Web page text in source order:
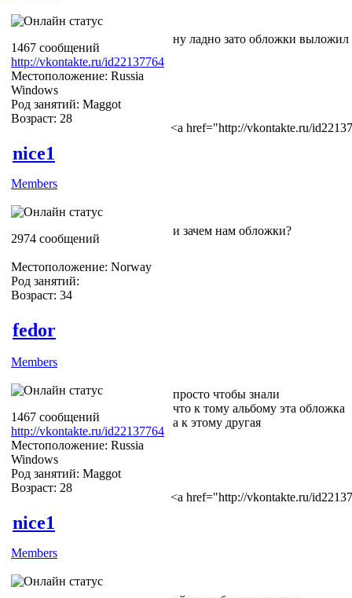
1467 сообщений
http://vkontakte.ru/id22137764
Местоположение: Russia
Windows
Род занятий: Maggot
Возраст: 28
ну ладно зато обложки выложил
<a href="http://vkontakte.ru/
nice1
Members
2974 сообщений
Местоположение: Norway
Род занятий:
Возраст: 34
и зачем нам обложки?
fedor
Members
1467 сообщений
http://vkontakte.ru/id22137764
Местоположение: Russia
Windows
Род занятий: Maggot
Возраст: 28
просто чтобы знали
что к тому альбому эта обложка
а к этому другая
<a href="http://vkontakte.ru/
nice1
Members